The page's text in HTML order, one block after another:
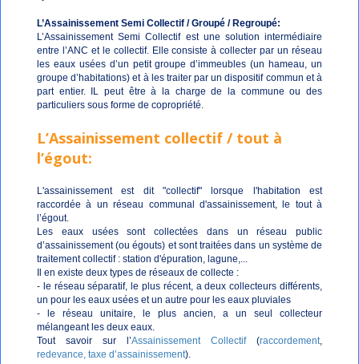
L’Assainissement Semi Collectif / Groupé / Regroupé:
L’Assainissement Semi Collectif est une solution intermédiaire
entre l’ANC et le collectif. Elle consiste à collecter par un réseau
les eaux usées d’un petit groupe d’immeubles (un hameau, un
groupe d’habitations) et à les traiter par un dispositif commun et à
part entier. IL peut être à la charge de la commune ou des
particuliers sous forme de copropriété.
L’Assainissement collectif / tout à
l’égout:
L'assainissement est dit "collectif" lorsque l'habitation est
raccordée à un réseau communal d'assainissement, le tout à
l’égout.
Les eaux usées sont collectées dans un réseau public
d’assainissement (ou égouts) et sont traitées dans un système de
traitement collectif : station d'épuration, lagune,...
Il en existe deux types de réseaux de collecte :
- le réseau séparatif, le plus récent, a deux collecteurs différents,
un pour les eaux usées et un autre pour les eaux pluviales
- le réseau unitaire, le plus ancien, a un seul collecteur
mélangeant les deux eaux.
Tout savoir sur l’Assainissement Collectif(raccordement,
redevance, taxe d’assainissement).